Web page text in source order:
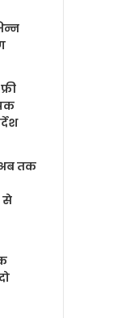
तक
से